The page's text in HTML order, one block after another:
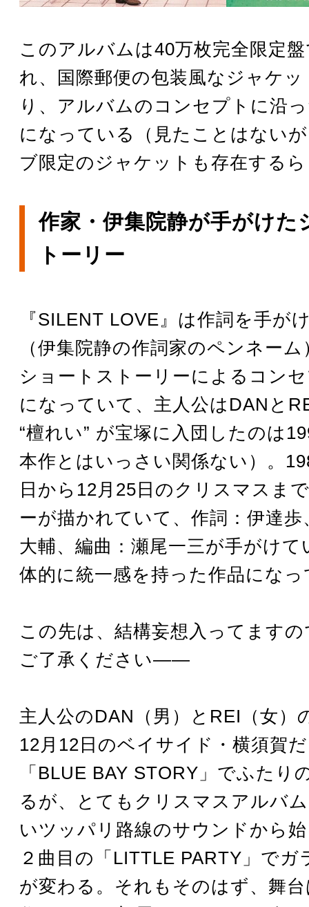
このアルバムは40万枚完全限定
れ、国際郵便の包装風なジャケ
り、アルバムのコンセプトに沿
になっている（見たことはない
ブ限定のジャケットも存在する
作家・伊集院静が手がけた
トーリー
『SILENT LOVE』は作詞を手が
（伊集院静の作詞家のペンネー
ショートストーリーによるコン
になっていて、主人公はDANと
“檀れい” が宝塚に入団したのは
本作とはいっさい関係ない）。
日から12月25日のクリスマスま
ーが描かれていて、作詞：伊達歩
大輔、編曲：瀬尾一三が手がけて
体的に統一感を持った作品にな
この先は、結構妄想入ってます
ご了承ください――
主人公のDAN（男）とREI（女）
12月12日のベイサイド・横須賀
「BLUE BAY STORY」でふたり
るが、とてもクリスマスアルバ
いツッパリ路線のサウンドから
２曲目の「LITTLE PARTY」でガ
が変わる。それもそのはず、舞